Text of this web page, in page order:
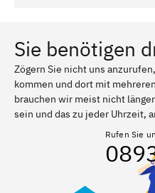
Sie benötigen
Zögern Sie nicht uns
kommen und dort mit
brauchen wir meist nicht
sein und das zu jeder Uhrzeit,
Rufen Sie